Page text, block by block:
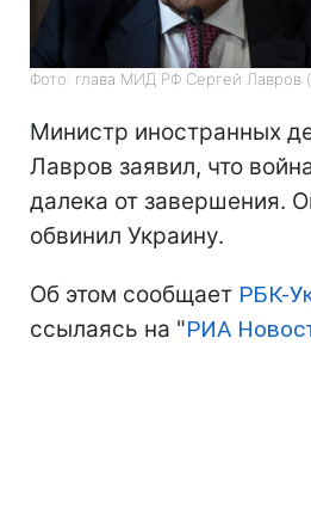
Фото: глава МИД РФ Сергей Лавров
Министр иностранных
Лавров заявил, что
далека от завершения.
обвинил Украину.
Об этом сообщает РБК-
ссылаясь на "РИА